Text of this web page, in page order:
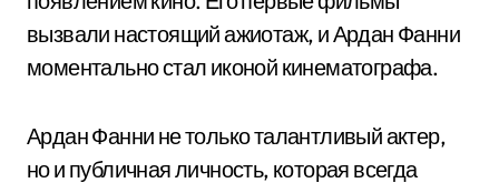
вызвали настоящий ажиотаж, и Ардан Фанни
моментально стал иконой кинематографа.
Ардан Фанни не только талантливый актер,
но и публичная личность, которая всегда